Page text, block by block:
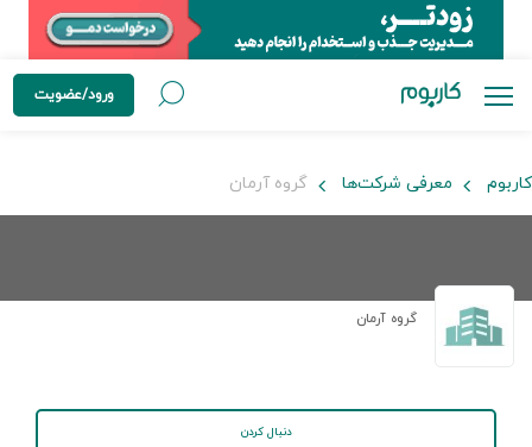
ورود/عضویت
کاربوم معرفی شرکت‌ها گروه آرمان
گروه آرمان
دنبال کردن